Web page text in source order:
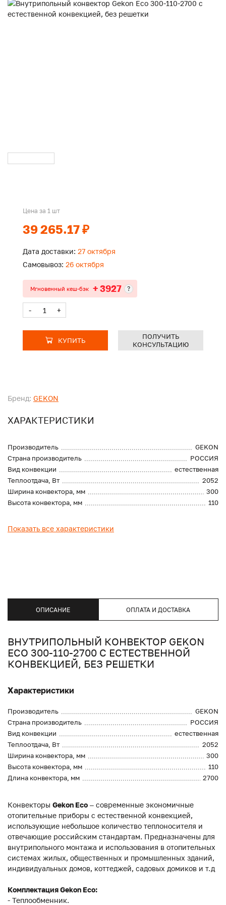
Бренд: GEKON
ХАРАКТЕРИСТИКИ
Производитель
GEKON
Страна производитель
РОССИЯ
Вид конвекции
естественная
Теплоотдача, Вт
2052
Ширина конвектора, мм
300
Высота конвектора, мм
110
Показать все характеристики
Цена за 1 шт
39 265.17 ₽
Дата доставки: 27 октября
Самовывоз: 26 октября
Мгновенный кеш-бэк + 3927 ?
- +
КУПИТЬ
ПОЛУЧИТЬ
КОНСУЛЬТАЦИЮ
ОПИСАНИЕ ОПЛАТА И ДОСТАВКА
ВНУТРИПОЛЬНЫЙ КОНВЕКТОР GEKON
ECO 300-110-2700 С ЕСТЕСТВЕННОЙ
КОНВЕКЦИЕЙ, БЕЗ РЕШЕТКИ
Характеристики
Производитель
GEKON
Страна производитель
РОССИЯ
Вид конвекции
естественная
Теплоотдача, Вт
2052
Ширина конвектора, мм
300
Высота конвектора, мм
110
Длина конвектора, мм
2700
Конвекторы Gekon Eco – современные экономичные
отопительные приборы с естественной конвекцией,
использующие небольшое количество теплоносителя и
отвечающие российским стандартам. Предназначены для
внутрипольного монтажа и использования в отопительных
системах жилых, общественных и промышленных зданий,
индивидуальных домов, коттеджей, садовых домиков и т.д
Комплектация Gekon Eco:
- Теплообменник.